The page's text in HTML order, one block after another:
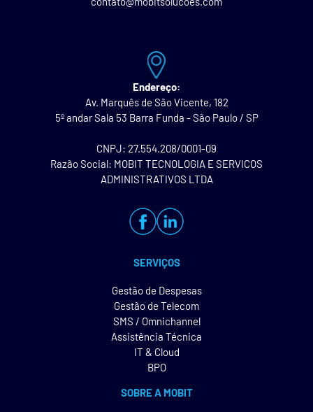
Endereço:
Av. Marquês de São Vicente, 182
5º andar Sala 53 Barra Funda - São Paulo / SP
CNPJ: 27.554.208/0001-09
Razão Social: MOBIT TECNOLOGIA E SERVICOS
ADMINISTRATIVOS LTDA
SERVIÇOS
Gestão de Despesas
Gestão de Telecom
SMS / Omnichannel
Assistência Técnica
IT & Cloud
BPO
SOBRE A MOBIT